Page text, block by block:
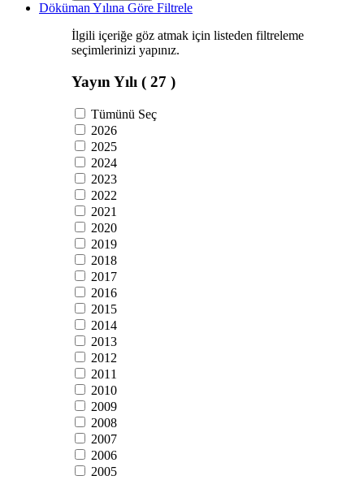
Döküman Yılına Göre Filtrele
İlgili içeriğe göz atmak için listeden filtreleme
seçimlerinizi yapınız.
Yayın Yılı ( 27 )
Tümünü Seç
2026
2025
2024
2023
2022
2021
2020
2019
2018
2017
2016
2015
2014
2013
2012
2011
2010
2009
2008
2007
2006
2005